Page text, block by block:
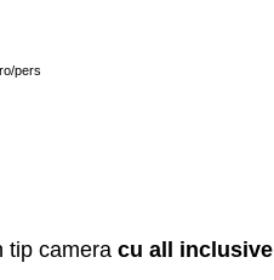
pers
tip camera cu all inclusive